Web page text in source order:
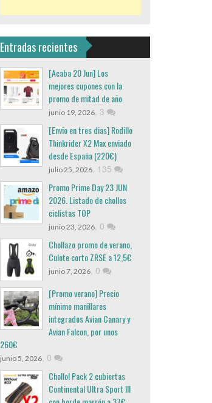
Entradas recientes
[Acaba 20 Jun] Los
mejores cupones con la
promo de mitad de año
junio 19, 2026, 3
[Envio en tres dias] Rodillo
Thinkrider X2 Max enviado
desde España (220€)
julio 25, 2026, 135
Promo Prime Day 23 JUN
2026. Listado de chollos
ciclistas TOP
junio 23, 2026, 0
Chollazo promo de verano,
Culote corto ZRSE a 12,5€
junio 7, 2026, 0
[Promo verano] Precio
mínimo manillares
integrados Avian Canary y
Avian Falcon, por unos
260€
junio 5, 2026, 0
Chollo! Pack 2 cubiertas
Continental Ultra Sport III